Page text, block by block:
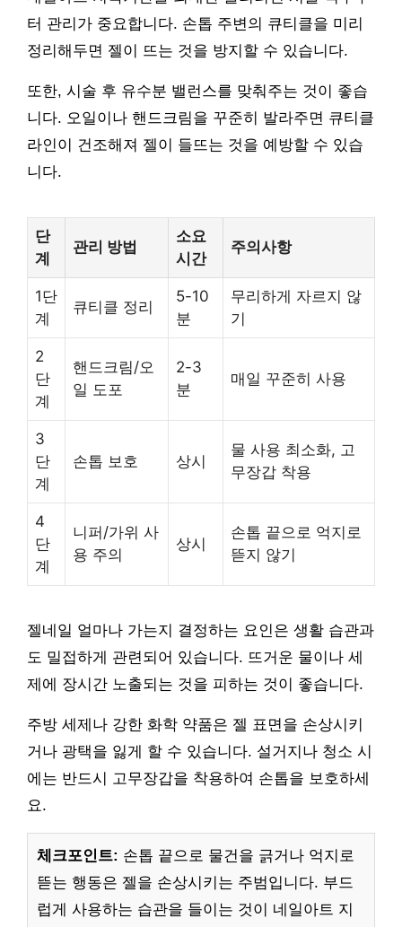
터 관리가 중요합니다. 손톱 주변의 큐티클을 미리
정리해두면 젤이 뜨는 것을 방지할 수 있습니다.
또한, 시술 후 유수분 밸런스를 맞춰주는 것이 좋습
니다. 오일이나 핸드크림을 꾸준히 발라주면 큐티클
라인이 건조해져 젤이 들뜨는 것을 예방할 수 있습
니다.
단
계
관리 방법
소요
시간
주의사항
1단
계
큐티클 정리
5-10
분
무리하게 자르지 않
기
2
단
계
핸드크림/오
일 도포
2-3
분
매일 꾸준히 사용
3
단
계
손톱 보호 상시
물 사용 최소화, 고
무장갑 착용
4
단
계
니퍼/가위 사
용 주의
상시
손톱 끝으로 억지로
뜯지 않기
젤네일 얼마나 가는지 결정하는 요인은 생활 습관과
도 밀접하게 관련되어 있습니다. 뜨거운 물이나 세
제에 장시간 노출되는 것을 피하는 것이 좋습니다.
주방 세제나 강한 화학 약품은 젤 표면을 손상시키
거나 광택을 잃게 할 수 있습니다. 설거지나 청소 시
에는 반드시 고무장갑을 착용하여 손톱을 보호하세
요.
체크포인트: 손톱 끝으로 물건을 긁거나 억지로
뜯는 행동은 젤을 손상시키는 주범입니다. 부드
럽게 사용하는 습관을 들이는 것이 네일아트 지